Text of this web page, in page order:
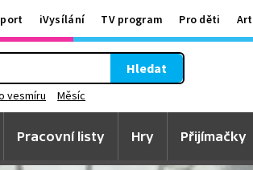
iVysílání TV program Pro děti Art
Hledat
vesmíru Měsíc
Pracovní listy Hry Přijímačky